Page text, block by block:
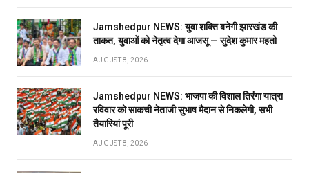
Jamshedpur NEWS: युवा शक्ति बनेगी झारखंड की
ताकत, युवाओं को नेतृत्व देगा आजसू — सुदेश कुमार महतो
AUGUST 8, 2026
Jamshedpur NEWS: भाजपा की विशाल तिरंगा यात्रा
रविवार को साकची नेताजी सुभाष मैदान से निकलेगी, सभी
तैयारियां पूरी
AUGUST 8, 2026